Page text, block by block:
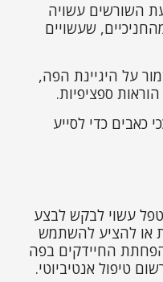
השורשים עשויה
שעשויים
על היגיינת הפה,
ספציפיות.
כאבים כדי לסייע
עשוי לבקש לבצע
או להציע להשתמש
החיידקים בפה
טיפול אנטיביוטי.